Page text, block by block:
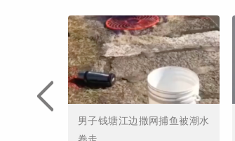
男子钱塘江边撒网捕鱼被潮水